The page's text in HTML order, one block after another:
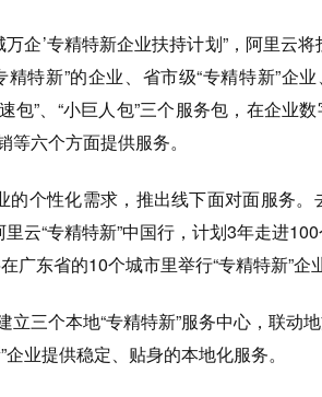
企’专精特新企业扶持计划”，阿里云将
特新”的企业、省市级“专精特新”企
包”、“小巨人包”三个服务包，在企业
六个方面提供服务。
个性化需求，推出线下面对面服务。
云“专精特新”中国行，计划3年走进
广东省的10个城市里举行“专精特新”企
个本地“专精特新”服务中心，联动地
业提供稳定、贴身的本地化服务。